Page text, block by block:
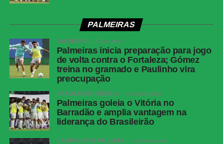
PALMEIRAS
PALMEIRAS 5 dias atrás
Palmeiras inicia preparação para jogo
de volta contra o Fortaleza; Gómez
treina no gramado e Paulinho vira
preocupação
BRASILEIRÃO SÉRIE A 1 semana atrás
Palmeiras goleia o Vitória no
Barradão e amplia vantagem na
liderança do Brasileirão
CAMPEONATO PAULISTA 1 semana atrás